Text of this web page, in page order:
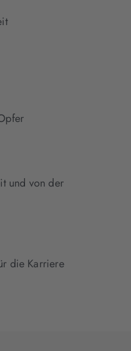
und von der
die Karriere